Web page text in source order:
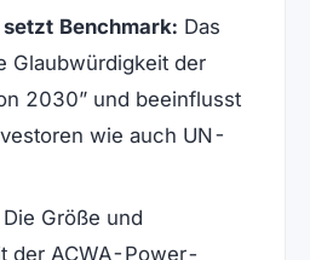
Benchmark: Das
Glaubwürdigkeit der
2030” und beeinflusst
wie auch UN-
Die Größe und
der ACWA-Power-